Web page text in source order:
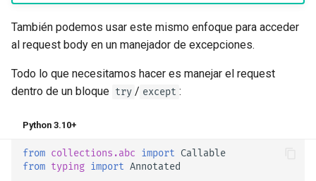
También podemos usar este mismo enfoque para acceder
al request body en un manejador de excepciones.
Todo lo que necesitamos hacer es manejar el request
dentro de un bloque try / except :
Python 3.10+
from collections.abc import Callable
from typing import Annotated